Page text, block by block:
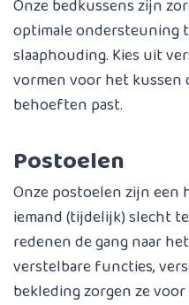
Onze bedkussens zijn
optimale ondersteuning
slaaphouding. Kies uit
vormen voor het
behoeften past.
Postoelen
Onze postoelen zijn een
iemand (tijdelijk) slecht
redenen de gang naar
verstelbare functies,
bekleding zorgen ze